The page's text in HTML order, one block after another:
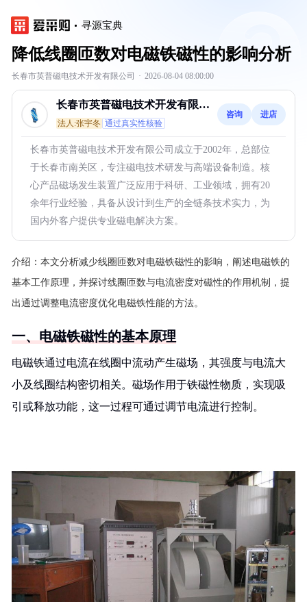
寻源宝典
降低线圈匝数对电磁铁磁性的影响分析
长春市英普磁电技术开发有限公司 · 2026-08-04 08:00:00
长春市英普磁电技术开发有限公
司
法人:张宇冬 通过真实性核验
咨询 进店
长春市英普磁电技术开发有限公司成立于2002年，总部位
于长春市南关区，专注磁电技术研发与高端设备制造。核
心产品磁场发生装置广泛应用于科研、工业领域，拥有20
余年行业经验，具备从设计到生产的全链条技术实力，为
国内外客户提供专业磁电解决方案。
介绍： 本文分析减少线圈匝数对电磁铁磁性的影响，阐述电磁铁的
基本工作原理，并探讨线圈匝数与电流密度对磁性的作用机制，提
出通过调整电流密度优化电磁铁性能的方法。
一、电磁铁磁性的基本原理
电磁铁通过电流在线圈中流动产生磁场，其强度与电流大
小及线圈结构密切相关。磁场作用于铁磁性物质，实现吸
引或释放功能，这一过程可通过调节电流进行控制。